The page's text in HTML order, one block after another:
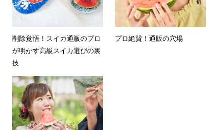
削除覚悟！スイカ通販のプロ
が明かす高級スイカ選びの裏
技
プロ絶賛！通販の穴場